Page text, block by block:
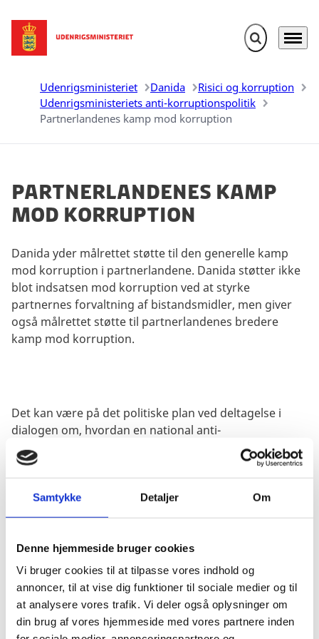
Samtykke Detaljer Om
Denne hjemmeside bruger cookies
Vi bruger cookies til at tilpasse vores indhold og
annoncer, til at vise dig funktioner til sociale medier og til
at analysere vores trafik. Vi deler også oplysninger om
din brug af vores hjemmeside med vores partnere inden
Gå til forsiden Fold søgefelt
Menu
Udenrigsministeriet Danida
Risici og korruption
Udenrigsministeriets anti-korruptionspolitik
Partnerlandenes kamp mod korruption
Partnerlandenes kamp
mod korruption
Danida yder målrettet støtte til den generelle kamp
mod korruption i partnerlandene. Danida støtter ikke
blot indsatsen mod korruption ved at styrke
partnernes forvaltning af bistandsmidler, men giver
også målrettet støtte til partnerlandenes bredere
kamp mod korruption.
Det kan være på det politiske plan ved deltagelse i
dialogen om, hvordan en national anti-
korruptionsstrategi skal udformes. Det kan også være
i forbindelse med de årlige højniveauforhandlinger
med partnerlandets regering, hvor de konkrete tiltag
som partnerlandet har iværksat diskuteres.
Konkrete bistandsaktiviteter kan fx være støtte til
reform af retsvæsenet, opbygning af kapacitet i
landets rigsrevision, støtte til parlamentets arbejde
med kontrol af den offentlig forvaltning eller til
folkelige organisationer og frie medier, der fungerer